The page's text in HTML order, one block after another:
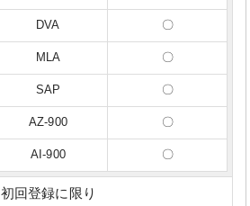
DVA 〇
MLA 〇
SAP 〇
AZ-900 〇
AI-900 〇
初回登録に限り